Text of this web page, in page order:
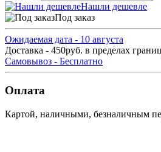
Нашли дешевле
Под заказ
Ожидаемая дата - 10 августа
Доставка - 450руб. в пределах
Самовывоз - Бесплатно
Оплата
Картой, наличными, безналичным